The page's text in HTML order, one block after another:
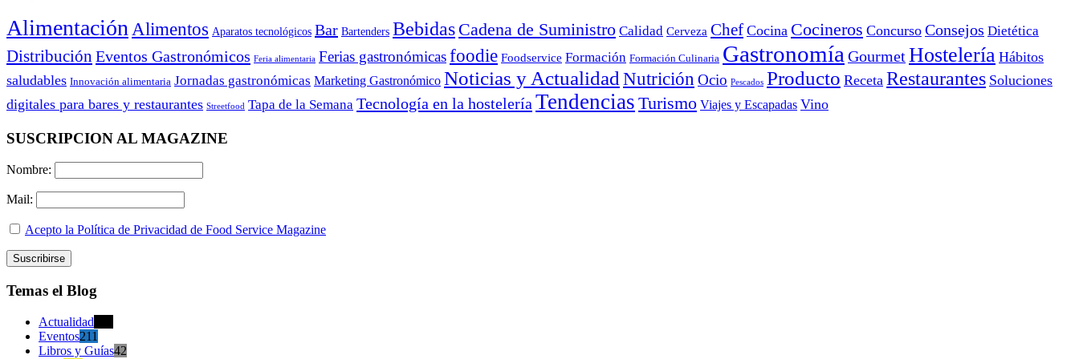
Alimentación Alimentos Aparatos tecnológicos Bar Bartenders Bebidas Cadena de Suministro Calidad Cerveza Chef Cocina Cocineros Concurso Consejos Dietética
Distribución Eventos Gastronómicos Feria alimentaria Ferias gastronómicasfoodie Foodservice Formación Formación Culinaria Gastronomía GourmetHostelería Hábitos
saludables Innovación alimentaria Jornadas gastronómicas Marketing Gastronómico Noticias y Actualidad Nutrición Ocio Pescados Producto Receta Restaurantes Soluciones
digitales para bares y restaurantes Streetfood Tapa de la Semana Tecnología en la hostelería Tendencias Turismo Viajes y Escapadas Vino
SUSCRIPCION AL MAGAZINE
Nombre:
Mail:
Acepto la Política de Privacidad de Food Service Magazine
Temas el Blog
Actualidad
Eventos211
Libros y Guías42